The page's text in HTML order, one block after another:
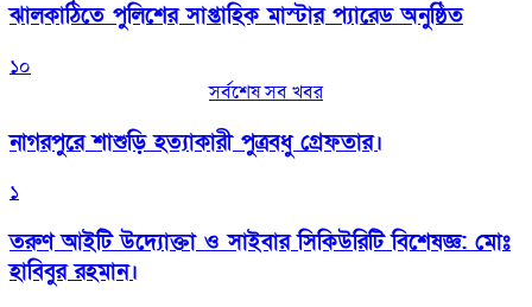
‎ঝালকাঠিতে পুলিশের সাপ্তাহিক মাস্টার প্যারেড অনুষ্ঠিত
১০
সর্বশেষ সব খবর
নাগরপুরে শাশুড়ি হত্যাকারী পুত্রবধু গ্রেফতার।
১
তরুণ আইটি উদ্যোক্তা ও সাইবার সিকিউরিটি বিশেষজ্ঞ: মোঃ
হাবিবুর রহমান।